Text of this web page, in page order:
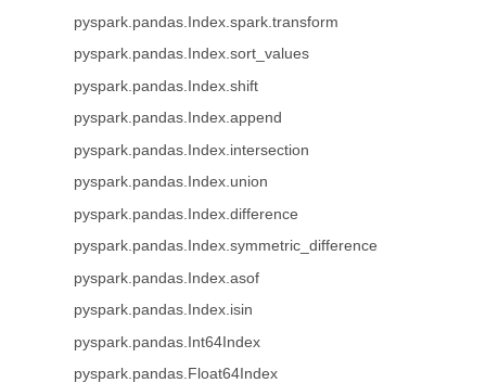
pyspark.pandas.Index.spark.transform
pyspark.pandas.Index.sort_values
pyspark.pandas.Index.shift
pyspark.pandas.Index.append
pyspark.pandas.Index.intersection
pyspark.pandas.Index.union
pyspark.pandas.Index.difference
pyspark.pandas.Index.symmetric_difference
pyspark.pandas.Index.asof
pyspark.pandas.Index.isin
pyspark.pandas.Int64Index
pyspark.pandas.Float64Index